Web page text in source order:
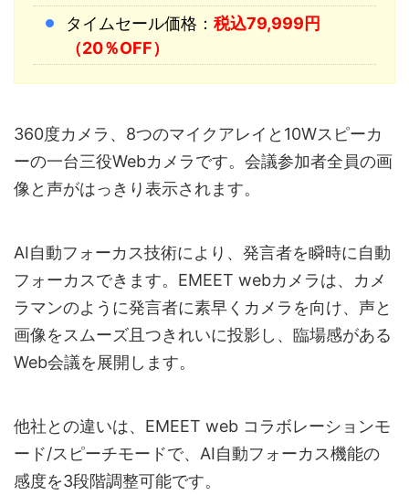
タイムセール価格： 税込79,999円
（20％OFF）
360度カメラ、8つのマイクアレイと10Wスピーカ
ーの一台三役Webカメラです。会議参加者全員の画
像と声がはっきり表示されます。
AI自動フォーカス技術により、発言者を瞬時に自動
フォーカスできます。EMEET webカメラは、カメ
ラマンのように発言者に素早くカメラを向け、声と
画像をスムーズ且つきれいに投影し、臨場感がある
Web会議を展開します。
他社との違いは、EMEET web コラボレーションモ
ード/スピーチモードで、AI自動フォーカス機能の
感度を3段階調整可能です。